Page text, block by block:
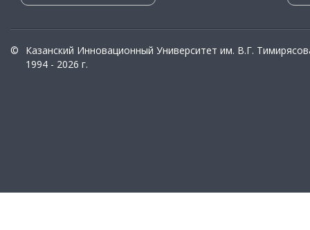
©
Казанский Инновационный Университет им. В.Г.
1994 - 2026 г.